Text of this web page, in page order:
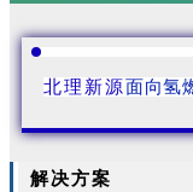
北理新源面向氢
解决方案